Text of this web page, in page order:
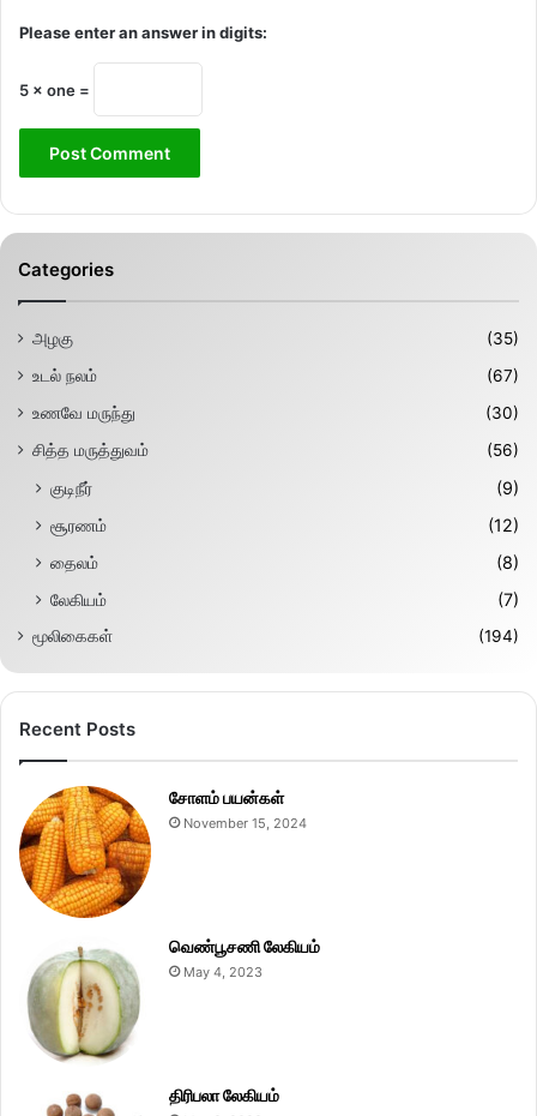
Please enter an answer in digits:
5 × one =
Categories
அழகு
(35)
உடல் நலம்
(67)
உணவே மருந்து
(30)
சித்த மருத்துவம்
(56)
குடிநீர்
(9)
சூரணம்
(12)
தைலம்
(8)
லேகியம்
(7)
மூலிகைகள் (194)
Recent Posts
சோளம் பயன்கள்
November 15, 2024
வெண்பூசணி லேகியம்
May 4, 2023
திரிபலா லேகியம்